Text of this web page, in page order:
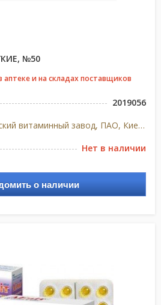
№50
аптеке и на складах поставщиков
2019056
Киевский витаминный завод, ПАО, Киев, Украина
Нет в наличии
о наличии